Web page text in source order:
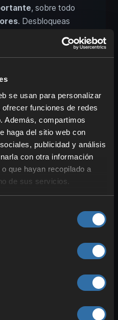
se usan para personalizar
funciones de redes
Además, compartimos
haga del sitio web con
publicidad y análisis
con otra información
que hayan recopilado a
de sus servicios.
, sobre todo
. Desbloqueas
de partida es
para
, que puedes
de
puedes
del suelo o
setas grandescon
obtienes micelio
y corales